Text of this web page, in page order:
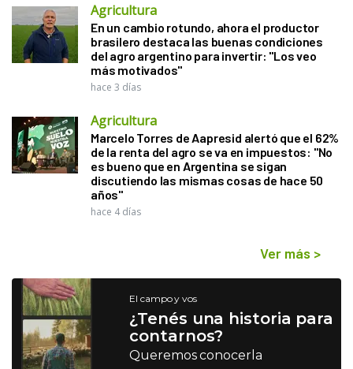
Agricultura
En un cambio rotundo, ahora el productor
brasilero destaca las buenas condiciones
del agro argentino para invertir: "Los veo
más motivados"
hace 3 días
Agricultura
Marcelo Torres de Aapresid alertó que el 62%
de la renta del agro se va en impuestos: "No
es bueno que en Argentina se sigan
discutiendo las mismas cosas de hace 50
años"
hace 4 días
Ver más >
El campo y vos
¿Tenés una historia para
contarnos?
Queremos conocerla